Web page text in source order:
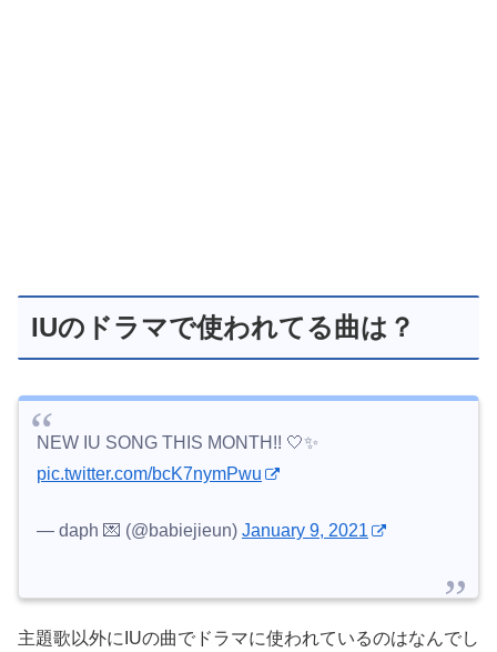
IUのドラマで使われてる曲は？
NEW IU SONG THIS MONTH!! 🤍✨
pic.twitter.com/bcK7nymPwu
— daph 💌 (@babiejieun) January 9, 2021
主題歌以外にIUの曲でドラマに使われているのはなんでし